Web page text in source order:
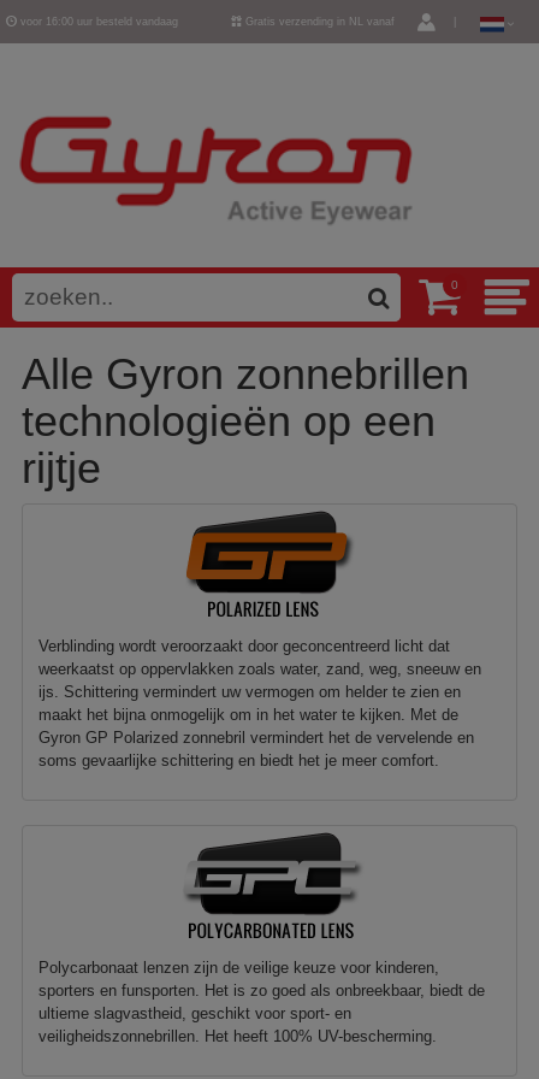
voor 16:00 uur besteld vandaag Gratis verzending in NL vanaf
0
Alle Gyron zonnebrillen
technologieën op een
rijtje
Verblinding wordt veroorzaakt door geconcentreerd licht dat
weerkaatst op oppervlakken zoals water, zand, weg, sneeuw en
ijs. Schittering vermindert uw vermogen om helder te zien en
maakt het bijna onmogelijk om in het water te kijken. Met de
Gyron GP Polarized zonnebril vermindert het de vervelende en
soms gevaarlijke schittering en biedt het je meer comfort.
Polycarbonaat lenzen zijn de veilige keuze voor kinderen,
sporters en funsporten. Het is zo goed als onbreekbaar, biedt de
ultieme slagvastheid, geschikt voor sport- en
veiligheidszonnebrillen. Het heeft 100% UV-bescherming.